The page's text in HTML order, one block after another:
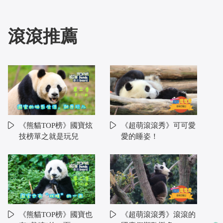
滾滾推薦
《熊貓TOP榜》國寶炫
技榜單之就是玩兒
《超萌滾滾秀》可可愛
愛的睡姿！
《熊貓TOP榜》國寶也
《超萌滾滾秀》滾滾的